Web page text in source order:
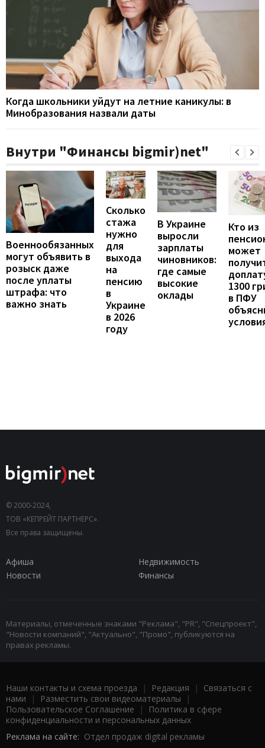
Когда школьники уйдут на летние каникулы: в
Минобразования назвали даты
Внутри "Финансы bigmir)net"
Военнообязанных
могут объявить в
розыск даже
после уплаты
штрафа: что
важно знать
Сколько
стажа
нужно
для
выхода
на
пенсию
в
Украине
в 2026
году
В Украине
выросли
зарплаты
чиновников:
где самые
высокие
оклады
Кто из
может
1300
в ПФУ
© 2000-2024,
ТОВ «КЕПРЕЙТ ПАРТНЕРС».
Все права защищены.
Афиша
Недвижимость
Новости
Финансы
Материалы, отмеченные знаками "Реклама", "PR", "Спецпроект",
"Новости компаний", "Актуально", "Промо", публикуются на
правах рекламы.
Наши контакты и схема проезда | Редакция | Связаться с
нами | Разместить свои видеоматериалы |
Пользовательское Соглашение |
Политика в сфере
конфиденциальности и персональных данных
Реклама на сайте: Отдел продаж digital рекламы